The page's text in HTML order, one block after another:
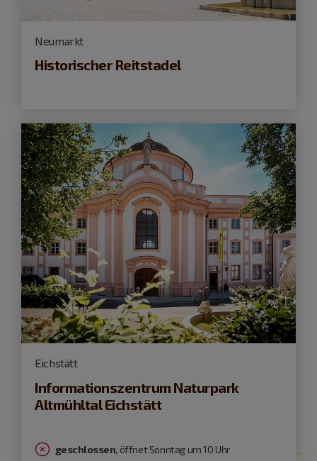
Neumarkt
Historischer Reitstadel
Eichstätt
Informationszentrum Naturpark
Altmühltal Eichstätt
geschlossen, öffnet Sonntag um 10 Uhr